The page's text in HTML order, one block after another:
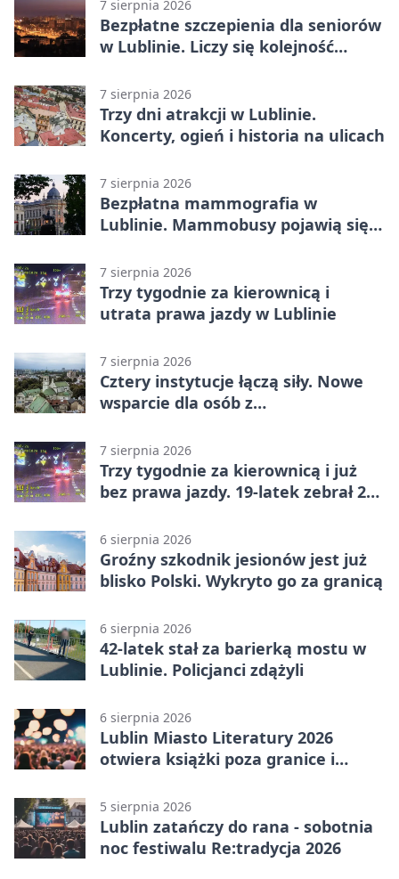
7 sierpnia 2026
Bezpłatne szczepienia dla seniorów
w Lublinie. Liczy się kolejność
7 sierpnia 2026
Trzy dni atrakcji w Lublinie.
Koncerty, ogień i historia na ulicach
7 sierpnia 2026
Bezpłatna mammografia w
Lublinie. Mammobusy pojawią się
7 sierpnia 2026
Trzy tygodnie za kierownicą i
utrata prawa jazdy w Lublinie
7 sierpnia 2026
Cztery instytucje łączą siły. Nowe
wsparcie dla osób z
7 sierpnia 2026
Trzy tygodnie za kierownicą i już
bez prawa jazdy. 19-latek zebrał 23
6 sierpnia 2026
Groźny szkodnik jesionów jest już
blisko Polski. Wykryto go za granicą
6 sierpnia 2026
42-latek stał za barierką mostu w
Lublinie. Policjanci zdążyli
6 sierpnia 2026
Lublin Miasto Literatury 2026
otwiera książki poza granice i
5 sierpnia 2026
Lublin zatańczy do rana - sobotnia
noc festiwalu Re:tradycja 2026